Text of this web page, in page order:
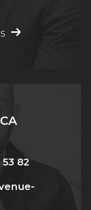
82